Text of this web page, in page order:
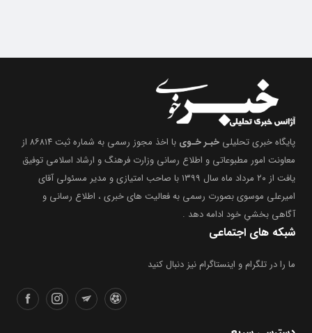
پایگاه خبری تحلیلی خبـر خـوی
با اخذ مجوز رسمی به شماره ثبت ۸۶۸۱۴ از
معاونت امور مطبوعاتی و اطلاع رسانی وزارت فرهنگ و ارشاد اسلامی توفیق
یافت از ۲۰ مرداد ماه سال ۱۳۹۹ با صاحب امتیازی و مدیر مسئولی آقای
امیرعلی موسوی بصورت رسمی به فعالیت های خبری ، اطلاع رسانی و
آگاهی بخشیِ خود ادامه دهد .
شبکه های اجتماعی
ما را در تلگرام و اینستاگرام نیز دنبال کنید